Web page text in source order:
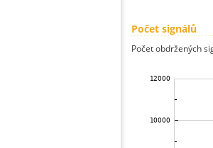
Počet signálů
Počet obdržených